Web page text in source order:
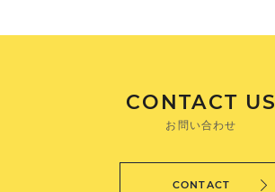
CONTACT US
お問い合わせ
CONTACT